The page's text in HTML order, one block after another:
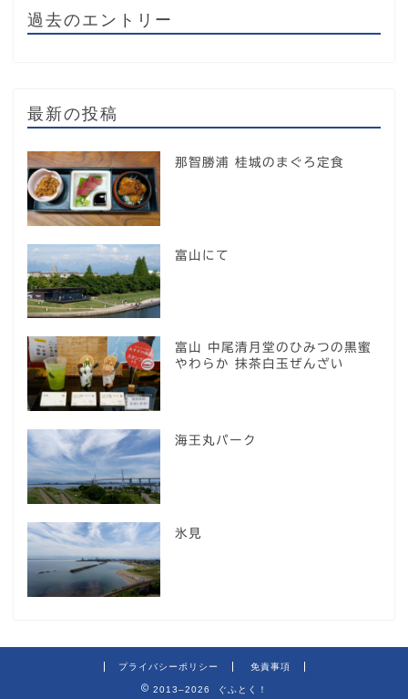
過去のエントリー
最新の投稿
那智勝浦 桂城のまぐろ定食
富山にて
富山 中尾清月堂のひみつの黒蜜
やわらか 抹茶白玉ぜんざい
海王丸パーク
氷見
プライバシーポリシー 免責事項
2013–2026 ぐふとく！